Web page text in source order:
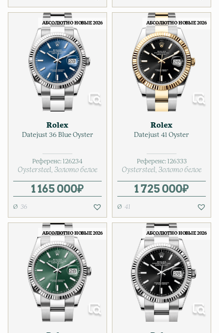
АБСОЛЮТНО НОВЫЕ 2026
Rolex
Datejust 36 Blue Oyster
Референс: 126234
Oystersteel Золото белое
1 165 000₽
36
АБСОЛЮТНО НОВЫЕ 2026
Rolex
Datejust 41 Oyster
Референс: 126333
Oystersteel Золото белое
1 725 000₽
41
АБСОЛЮТНО НОВЫЕ 2026 АБСОЛЮТНО НОВЫЕ 2026